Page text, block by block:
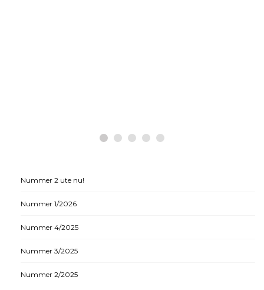
Nummer 2 ute nu!
Nummer 1/2026
Nummer 4/2025
Nummer 3/2025
Nummer 2/2025